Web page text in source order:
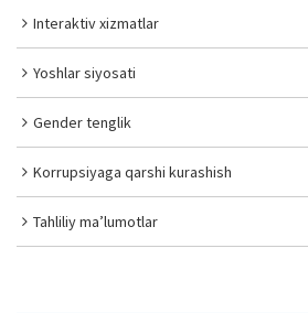
Interaktiv xizmatlar
Yoshlar siyosati
Gender tenglik
Korrupsiyaga qarshi kurashish
Tahliliy ma’lumotlar